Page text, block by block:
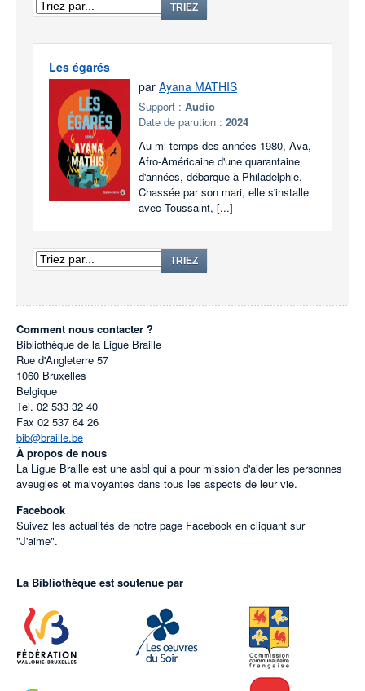
TRIEZ
Les égarés
par Ayana MATHIS
Support : Audio
Date de parution : 2024
Au mi-temps des années 1980, Ava,
Afro-Américaine d'une quarantaine
d'années, débarque à Philadelphie.
Chassée par son mari, elle s'installe
avec Toussaint, [...]
TRIEZ
Comment nous contacter ?
Bibliothèque de la Ligue Braille
Rue d'Angleterre 57
1060 Bruxelles
Belgique
Tel. 02 533 32 40
Fax 02 537 64 26
bib@braille.be
À propos de nous
La Ligue Braille est une asbl qui a pour mission d'aider les personnes
aveugles et malvoyantes dans tous les aspects de leur vie.
Facebook
Suivez les actualités de notre page Facebook en cliquant sur
"J'aime".
La Bibliothèque est soutenue par